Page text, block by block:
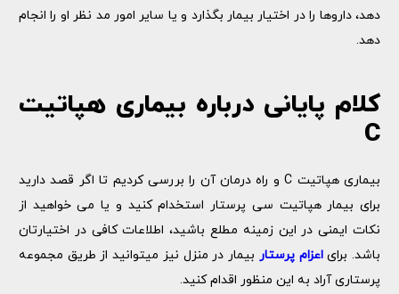
دهد، داروها را در اختیار بیمار بگذارد و یا سایر امور مد نظر او را انجام
دهد.
کلام پایانی درباره بیماری هپاتیت
C
بیماری هپاتیت C و راه درمان آن را بررسی کردیم تا اگر قصد دارید
برای بیمار هپاتیت سی پرستار استخدام کنید و یا می خواهید از
نکات ایمنی در این زمینه مطلع باشید، اطلاعات کافی در اختیارتان
باشد. برایاعزام پرستار بیمار در منزل نیز میتوانید از طریق مجموعه
پرستاری آراد به این منظور اقدام کنید.